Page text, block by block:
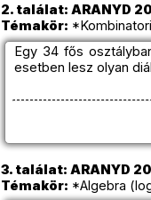
2. találat: ARANYD
Témakör:
Egy 34 fős
esetben lesz olyan
3. találat: ARANYD
Témakör: *Algebra